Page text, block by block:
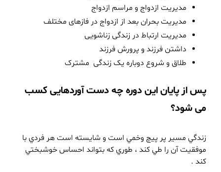
مدیریت ازدواج و مراسم ازدواج
مدیریت بحران بعد از ازدواج در فازهای مختلف
مدیریت ارتباط در زندگی زناشویی
داشتن فرزند و پرورش فرزند
طلاق و شروع دوباره یک زندگی مشترک
پس از پایان این دوره چه دست آوردهایی کسب
می شود؟
زندگي مسير پر پيچ وخمي است و شايسته است هر فردي با
موفقيت آن را طي كند ، طوري كه بتواند احساس خوشبختي
كند .